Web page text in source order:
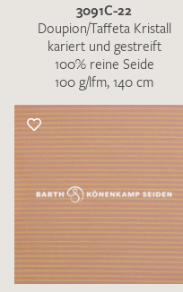
3091C-22
Doupion/Taffeta Kristall
kariert und gestreift
100% reine Seide
100 g/lfm, 140 cm